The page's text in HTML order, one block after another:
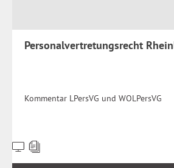
Personalvertretungsrecht
Kommentar LPersVG und WOLPersVG
Preise